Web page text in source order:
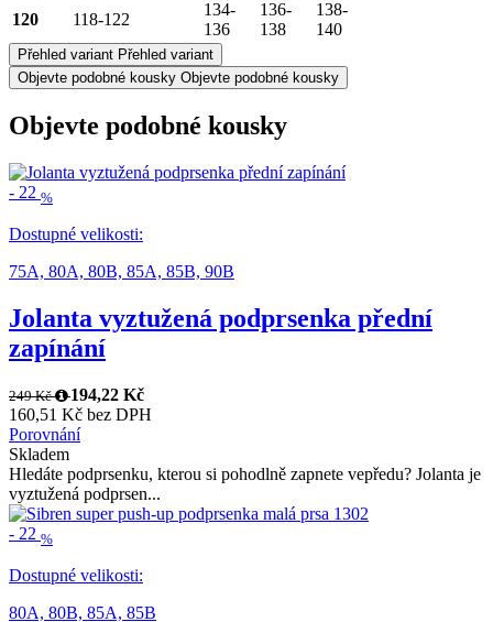
120
118-122
134-
136
136-
138
138-
140
Přehled variant Přehled variant
Objevte podobné kousky Objevte podobné kousky
Objevte podobné kousky
- 22 %
Dostupné velikosti:
75A, 80A, 80B, 85A, 85B, 90B
Jolanta vyztužená podprsenka přední
zapínání
249 Kč
194,22 Kč
160,51 Kč bez DPH
Porovnání
Skladem
Hledáte podprsenku, kterou si pohodlně zapnete vepředu? Jolanta je
vyztužená podprsen...
- 22 %
Dostupné velikosti:
80A, 80B, 85A, 85B